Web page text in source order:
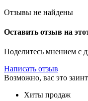
Отзывы не найдены
Оставить отзыв на
Поделитесь мнением с
Написать отзыв
Возможно, вас это
Хиты продаж